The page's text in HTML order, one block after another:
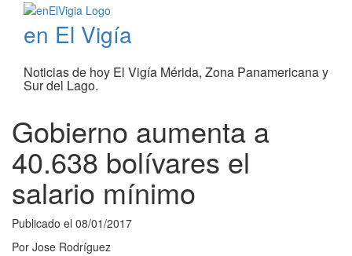
en El Vigía
Noticias de hoy El Vigía Mérida, Zona Panamericana y
Sur del Lago.
Gobierno aumenta a
40.638 bolívares el
salario mínimo
Publicado el 08/01/2017
Por Jose Rodríguez